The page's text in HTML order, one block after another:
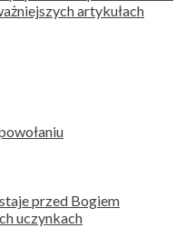
artykułach
przed Bogiem
uczynkach